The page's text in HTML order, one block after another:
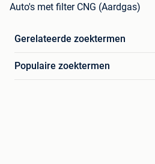
Auto's met filter CNG (Aardgas)
Gerelateerde zoektermen
Populaire zoektermen